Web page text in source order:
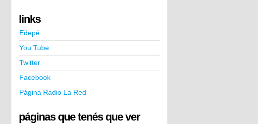
links
Edepé
You Tube
Twitter
Facebook
Página Radio La Red
páginas que tenés que ver